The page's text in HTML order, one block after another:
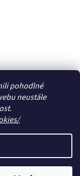
pohodlné
neustále